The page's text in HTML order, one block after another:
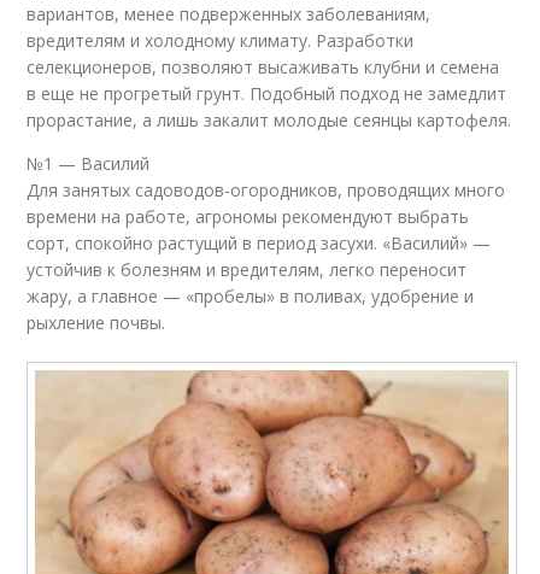
вариантов, менее подверженных заболеваниям,
вредителям и холодному климату. Разработки
селекционеров, позволяют высаживать клубни и семена
в еще не прогретый грунт. Подобный подход не замедлит
прорастание, а лишь закалит молодые сеянцы картофеля.
№1 — Василий
Для занятых садоводов-огородников, проводящих много
времени на работе, агрономы рекомендуют выбрать
сорт, спокойно растущий в период засухи. «Василий» —
устойчив к болезням и вредителям, легко переносит
жару, а главное — «пробелы» в поливах, удобрение и
рыхление почвы.